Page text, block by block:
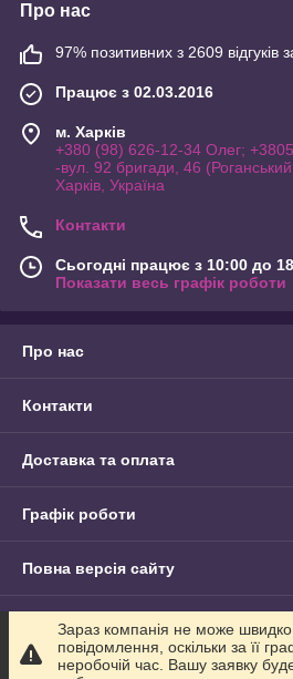
Про нас
97% позитивних з 2609 відгуків
Працює з 02.03.2016
м. Харків
+380 (98) 626-12-34 Олег;
-вул. 92 бригади, 46
Харків, Україна
Контакти
Сьогодні працює з 10:00 до
Показати весь графік роботи
Про нас
Контакти
Доставка та оплата
Графік роботи
Повна версія сайту
Сайт створено на маркетплейсі
Зараз компанія не може
повідомлення, оскільки за її
неробочій час. Вашу заявку